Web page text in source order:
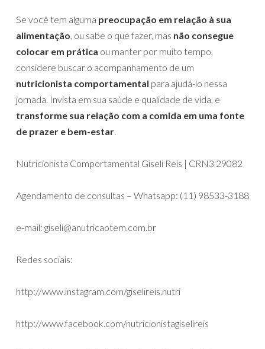
Se você tem alguma preocupação em relação à sua
alimentação, ou sabe o que fazer, mas não consegue
colocar em prática ou manter por muito tempo,
considere buscar o acompanhamento de um
nutricionista comportamental para ajudá-lo nessa
jornada. Invista em sua saúde e qualidade de vida, e
transforme sua relação com a comida em uma fonte
de prazer e bem-estar.
Nutricionista Comportamental Giseli Reis | CRN3 29082
Agendamento de consultas – Whatsapp: (11) 98533-3188
e-mail: giseli@anutricaotem.com.br
Redes sociais:
http://www.instagram.com/giselireis.nutri
http://www.facebook.com/nutricionistagiselireis